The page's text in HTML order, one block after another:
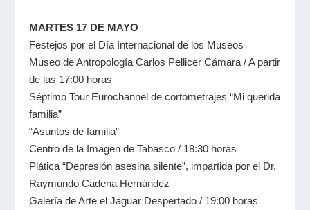
MARTES 17 DE MAYO
Festejos por el Día Internacional de los Museos
Museo de Antropología Carlos Pellicer Cámara / A partir
de las 17:00 horas
Séptimo Tour Eurochannel de cortometrajes “Mi querida
familia”
“Asuntos de familia”
Centro de la Imagen de Tabasco / 18:30 horas
Plática “Depresión asesina silente”, impartida por el Dr.
Raymundo Cadena Hernández
Galería de Arte el Jaguar Despertado / 19:00 horas